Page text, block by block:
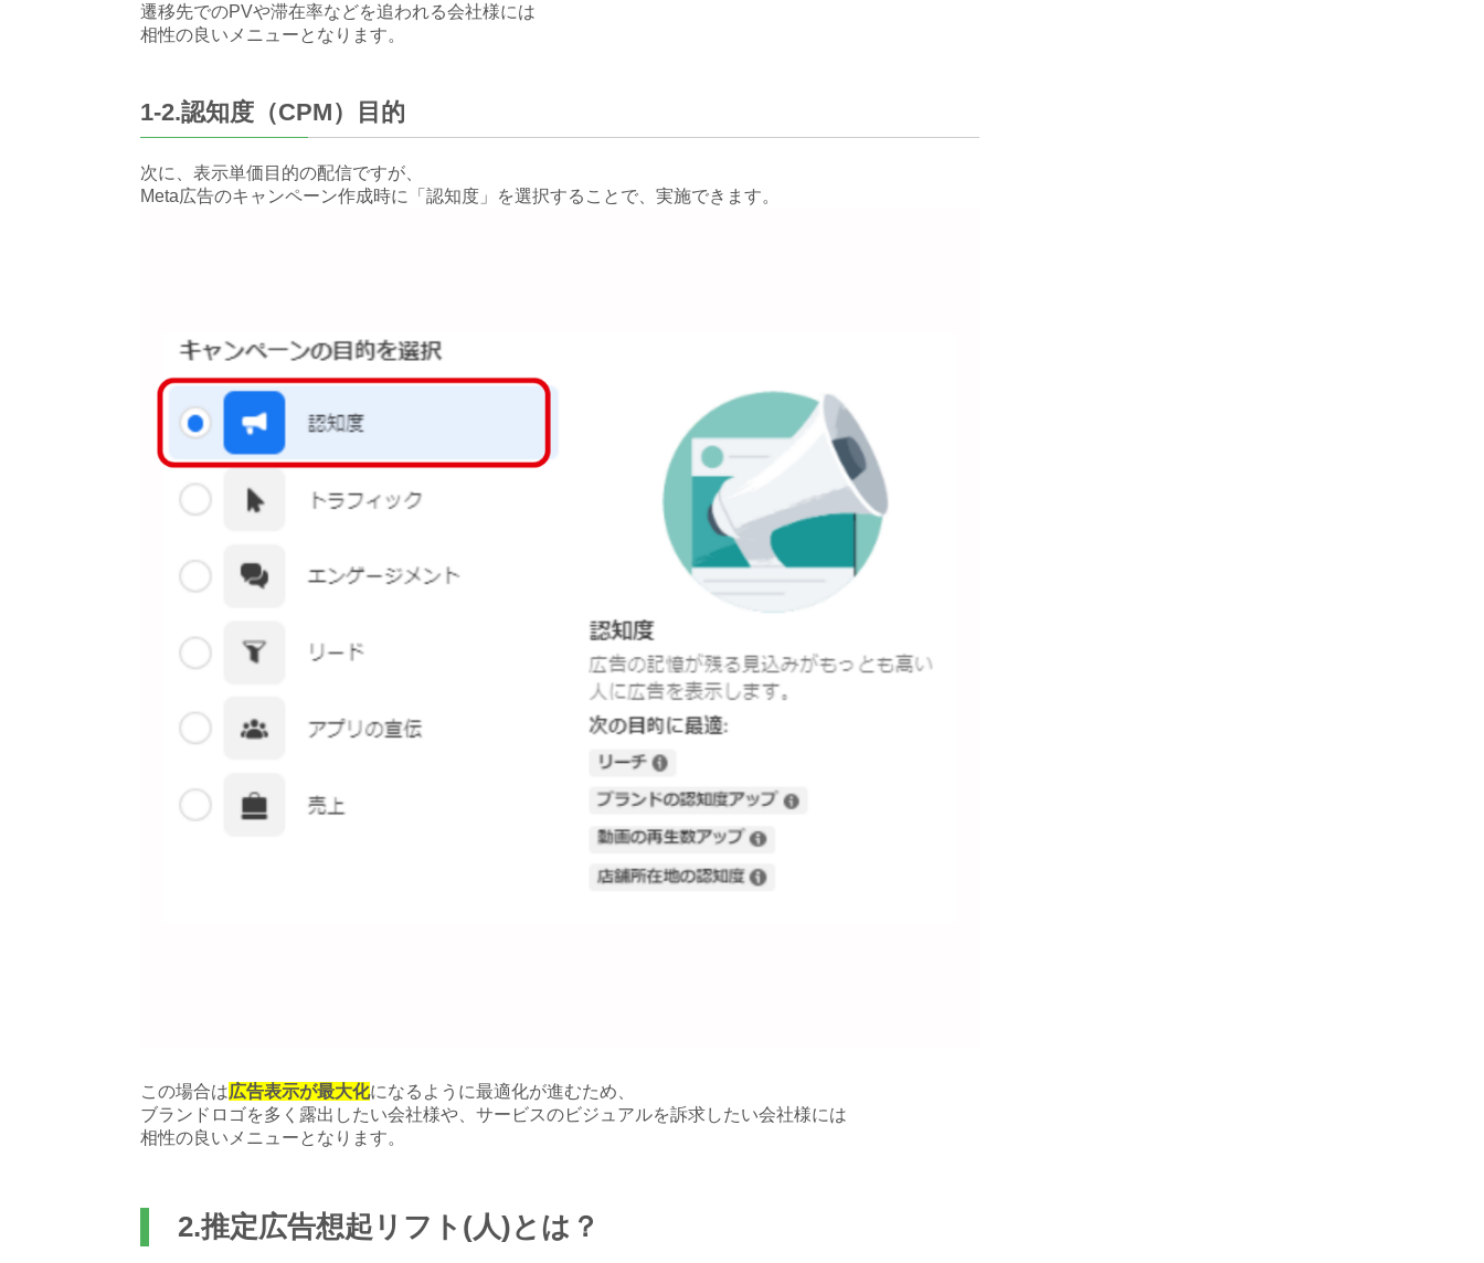
遷移先でのPVや滞在率などを追われる会社様には
相性の良いメニューとなります。
1-2.認知度（CPM）目的
次に、表示単価目的の配信ですが、
Meta広告のキャンペーン作成時に「認知度」を選択することで、実施できます。
この場合は広告表示が最大化になるように最適化が進むため、
ブランドロゴを多く露出したい会社様や、サービスのビジュアルを訴求したい会社様には
相性の良いメニューとなります。
2.推定広告想起リフト(人)とは？